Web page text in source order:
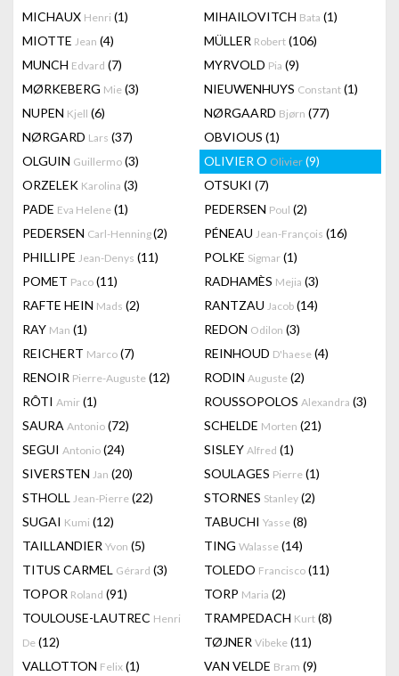
MICHAUX Henri (1) MIHAILOVITCH Bata (1)
MIOTTE Jean (4) MÜLLER Robert (106)
MUNCH Edvard (7) MYRVOLD Pia (9)
MØRKEBERG Mie (3) NIEUWENHUYS Constant (1)
NUPEN Kjell (6) NØRGAARD Bjørn (77)
NØRGARD Lars (37) OBVIOUS (1)
OLGUIN Guillermo (3) OLIVIER O Olivier (9)
ORZELEK Karolina (3) OTSUKI (7)
PADE Eva Helene (1) PEDERSEN Poul (2)
PEDERSEN Carl-Henning(2) PÉNEAU Jean-François (16)
PHILLIPE Jean-Denys (11) POLKE Sigmar (1)
POMET Paco (11) RADHAMÈS Mejia (3)
RAFTE HEIN Mads (2) RANTZAU Jacob (14)
RAY Man (1) REDON Odilon (3)
REICHERT Marco (7) REINHOUD D'haese (4)
RENOIR Pierre-Auguste (12) RODIN Auguste (2)
RÔTI Amir (1) ROUSSOPOLOS Alexandra (3)
SAURA Antonio (72) SCHELDE Morten (21)
SEGUI Antonio (24) SISLEY Alfred (1)
SIVERSTEN Jan (20) SOULAGES Pierre (1)
STHOLL Jean-Pierre (22) STORNES Stanley (2)
SUGAI Kumi (12) TABUCHI Yasse (8)
TAILLANDIER Yvon (5) TING Walasse (14)
TITUS CARMEL Gérard (3) TOLEDO Francisco (11)
TOPOR Roland (91) TORP Maria (2)
TOULOUSE-LAUTREC Henri
De (12)
TRAMPEDACH Kurt (8)
TØJNER Vibeke (11)
VALLOTTON Felix (1) VAN VELDE Bram (9)